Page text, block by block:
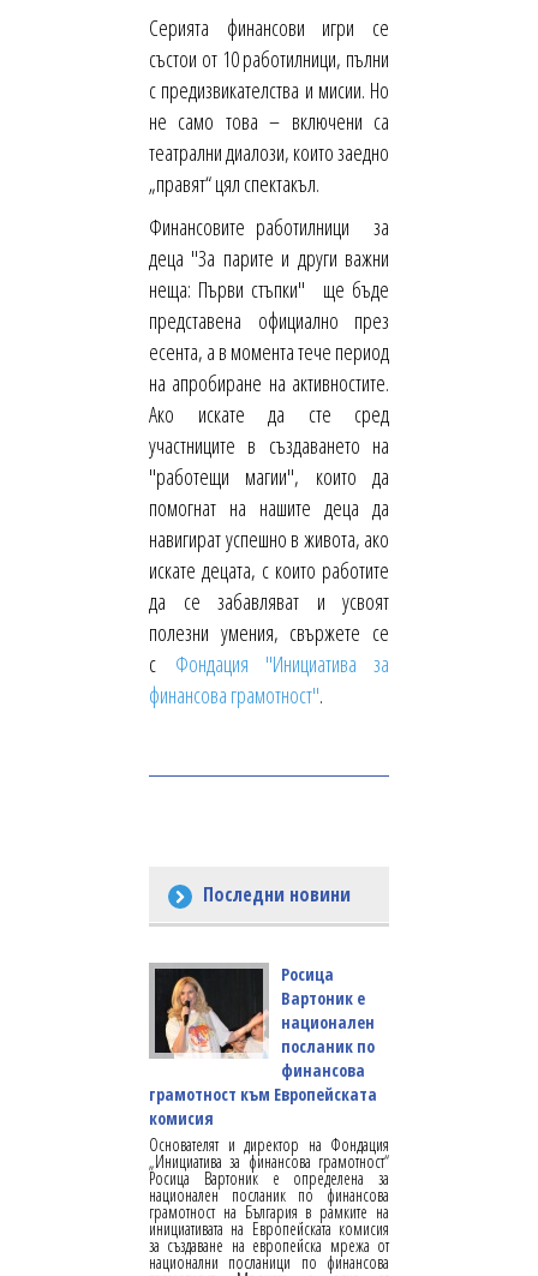
Серията финансови игри се
състои от 10 работилници, пълни
с предизвикателства и мисии. Но
не само това – включени са
театрални диалози, които заедно
„правят“ цял спектакъл.
Финансовите работилници за
деца "За парите и други важни
неща: Първи стъпки" ще бъде
представена официално през
есента, а в момента тече период
на апробиране на активностите.
Ако искате да сте сред
участниците в създаването на
"работещи магии", които да
помогнат на нашите деца да
навигират успешно в живота, ако
искате децата, с които работите
да се забавляват и усвоят
полезни умения, свържете се
с Фондация "Инициатива за
финансова грамотност".
Последни новини
Росица
Вартоник е
национален
посланик по
финансова
грамотност към Европейската
комисия
Основателят и директор на Фондация
„Инициатива за финансова грамотност“
Росица Вартоник е определена за
национален посланик по финансова
грамотност на България в рамките на
инициативата на Европейската комисия
за създаване на европейска мрежа от
национални посланици по финансова